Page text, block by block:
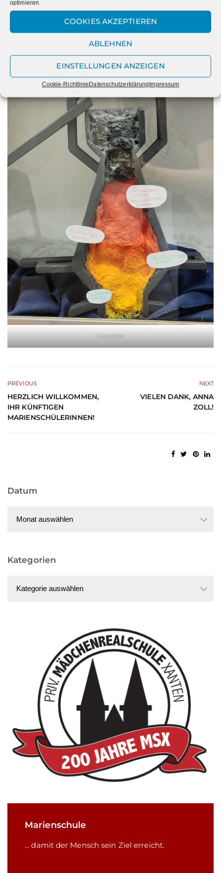
optimieren.
COOKIES AKZEPTIEREN
ABLEHNEN
EINSTELLUNGEN ANZEIGEN
Cookie-RichtlinieDatenschutzerklärungImpressum
Hochofen
PREVIOUS
HERZLICH WILLKOMMEN,
IHR KÜNFTIGEN
MARIENSCHÜLERINNEN!
NEXT
VIELEN DANK, ANNA
ZOLL!
Datum
Kategorien
Marienschule
... damit der Mensch sein Ziel erreicht.